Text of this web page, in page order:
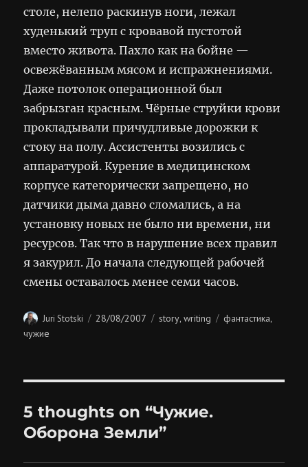
столе, нелепо раскинув ноги, лежал
худенький труп с кровавой пустотой
вместо живота. Пахло как на бойне —
освежёванным мясом и испражнениями.
Даже потолок операционной был
забрызган красным. Чёрные струйки крови
прокладывали причудливые дорожки к
стоку на полу. Ассистенты возились с
аппаратурой. Курение в медицинском
корпусе категорически запрещено, но
датчики дыма давно сломались, а на
установку новых не было ни времени, ни
ресурсов. Так что в нарушение всех правил
я закурил. До начала следующей рабочей
смены оставалось менее семи часов.
Author
Juri Stotski
Posted
28/08/2007 Categories
story,writing Tags
фантастика,
чужие
5 thoughts on “Чужие.
Оборона Земли”